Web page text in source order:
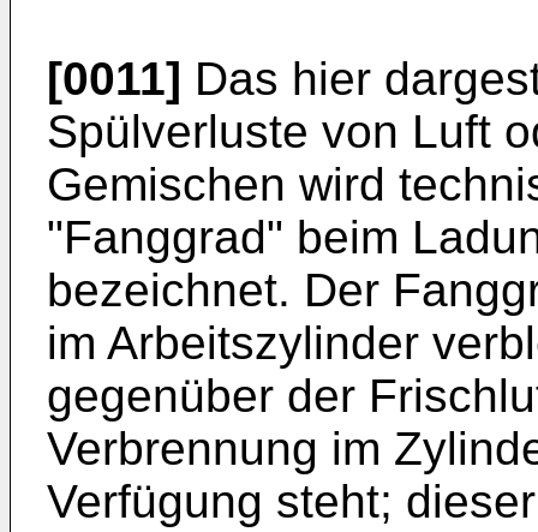
[0011] Das hier
Spülverluste von Luft
Gemischen wird
"Fanggrad" beim
bezeichnet. Der
im Arbeitszylinder
gegenüber der
Verbrennung im
Verfügung steht;